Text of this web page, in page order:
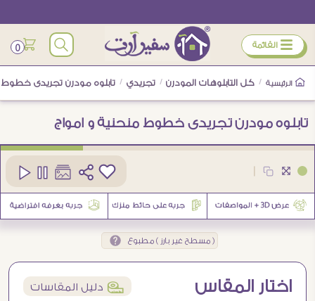
ÿ القائمة 0
الرئيسية / كل التابلوهات المودرن / تجريدي / تابلوه مودرن تجريدى خطوط
تابلوه مودرن تجريدى خطوط منحنية و امواج
( مسطح غير بارز ) مطبوع
اختار المقاس í دليل المقاسات